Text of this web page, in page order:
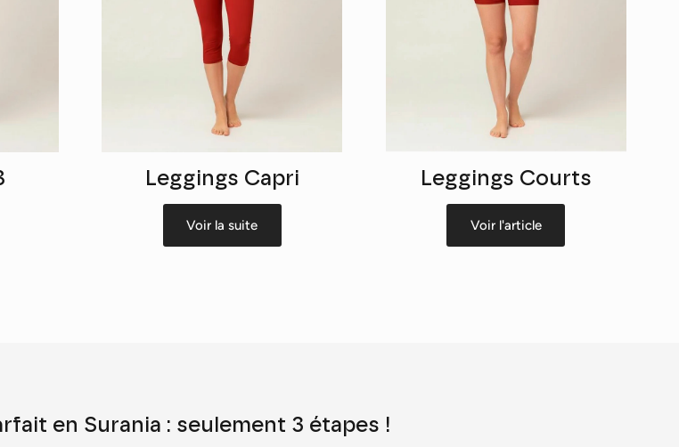
Leggings Capri
Voir la suite
Leggings Courts
Voir l'article
en Surania : seulement 3 étapes !